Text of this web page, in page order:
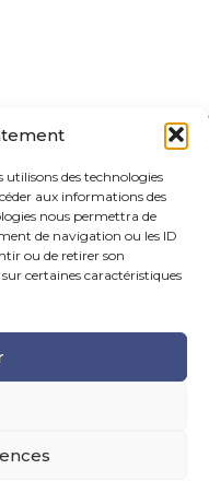
utilisons des technologies
aux informations des
nous permettra de
de navigation ou les ID
ou de retirer son
certaines caractéristiques
Caunes, 31200